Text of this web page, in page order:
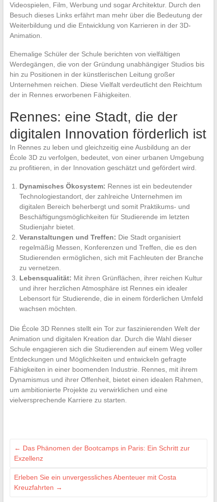
Videospielen, Film, Werbung und sogar Architektur. Durch den
Besuch dieses Links erfährt man mehr über die Bedeutung der
Weiterbildung und die Entwicklung von Karrieren in der 3D-
Animation.
Ehemalige Schüler der Schule berichten von vielfältigen
Werdegängen, die von der Gründung unabhängiger Studios bis
hin zu Positionen in der künstlerischen Leitung großer
Unternehmen reichen. Diese Vielfalt verdeutlicht den Reichtum
der in Rennes erworbenen Fähigkeiten.
Rennes: eine Stadt, die der
digitalen Innovation förderlich ist
In Rennes zu leben und gleichzeitig eine Ausbildung an der
École 3D zu verfolgen, bedeutet, von einer urbanen Umgebung
zu profitieren, in der Innovation geschätzt und gefördert wird.
Dynamisches Ökosystem: Rennes ist ein bedeutender
Technologiestandort, der zahlreiche Unternehmen im
digitalen Bereich beherbergt und somit Praktikums- und
Beschäftigungsmöglichkeiten für Studierende im letzten
Studienjahr bietet.
Veranstaltungen und Treffen: Die Stadt organisiert
regelmäßig Messen, Konferenzen und Treffen, die es den
Studierenden ermöglichen, sich mit Fachleuten der Branche
zu vernetzen.
Lebensqualität: Mit ihren Grünflächen, ihrer reichen Kultur
und ihrer herzlichen Atmosphäre ist Rennes ein idealer
Lebensort für Studierende, die in einem förderlichen Umfeld
wachsen möchten.
Die École 3D Rennes stellt ein Tor zur faszinierenden Welt der
Animation und digitalen Kreation dar. Durch die Wahl dieser
Schule engagieren sich die Studierenden auf einem Weg voller
Entdeckungen und Möglichkeiten und entwickeln gefragte
Fähigkeiten in einer boomenden Industrie. Rennes, mit ihrem
Dynamismus und ihrer Offenheit, bietet einen idealen Rahmen,
um ambitionierte Projekte zu verwirklichen und eine
vielversprechende Karriere zu starten.
← Das Phänomen der Bootcamps in Paris: Ein Schritt zur
Exzellenz
Erleben Sie ein unvergessliches Abenteuer mit Costa
Kreuzfahrten →